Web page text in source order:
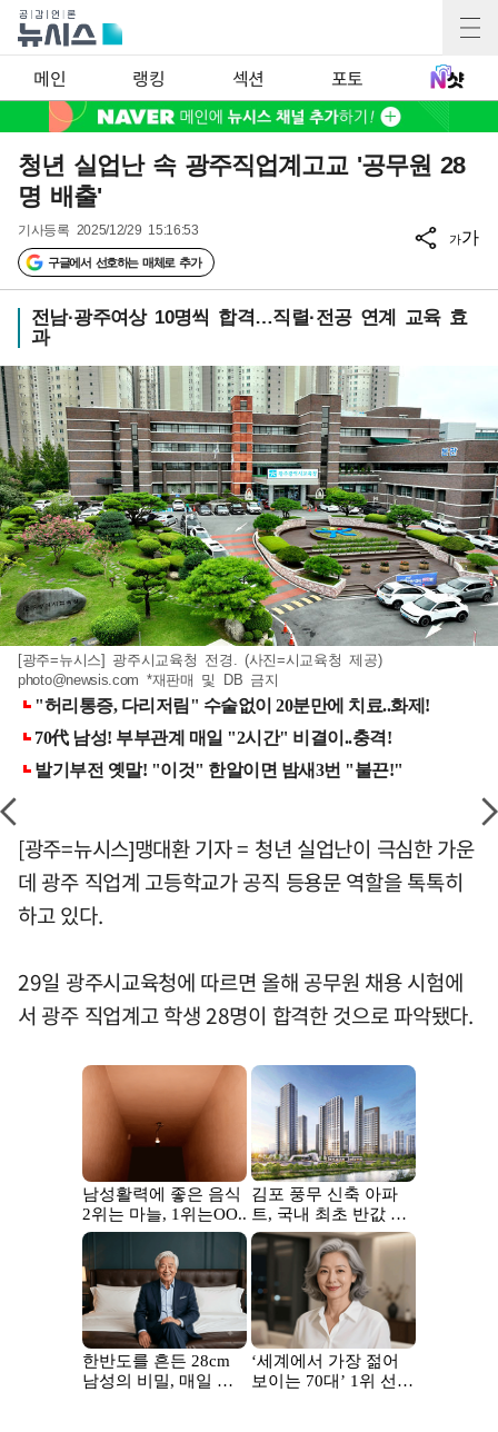
메인 랭킹 섹션 포토
청년 실업난 속 광주직업계고교 '공무원 28
명 배출'
기사등록 2025/12/29 15:16:53
구글에서 선호하는 매체로 추가
가가
전남·광주여상 10명씩 합격…직렬·전공 연계 교육 효
과
[광주=뉴시스] 광주시교육청 전경. (사진=시교육청 제공)
photo@newsis.com *재판매 및 DB 금지
[광주=뉴시스]맹대환 기자 = 청년 실업난이 극심한 가운
데 광주 직업계 고등학교가 공직 등용문 역할을 톡톡히
하고 있다.
29일 광주시교육청에 따르면 올해 공무원 채용 시험에
서 광주 직업계고 학생 28명이 합격한 것으로 파악됐다.